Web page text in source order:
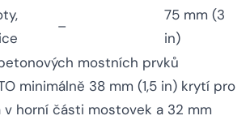
–
75 mm (3
in)
mostních prvků
minimálně 38 mm (1,5 in) krytí pro
v horní části mostovek a 32 mm